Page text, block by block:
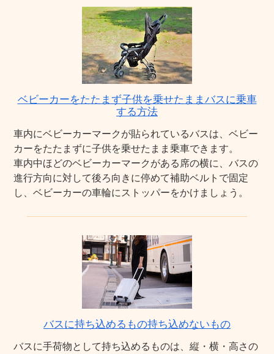
ベビーカーをたたまず子供を乗せたままバスに乗車
する方法
車内にベビーカーマークが貼られているバスは、ベビー
カーをたたまずに子供を乗せたまま乗車できます。
車内中ほどのベビーカーマークがある席の横に、バスの
進行方向に対して後ろ向きに停めて補助ベルトで固定
し、ベビーカーの車輪にストッパーをかけましょう。
バスに持ち込めるもの持ち込めないもの
バスに手荷物として持ち込めるものは、縦・横・高さの